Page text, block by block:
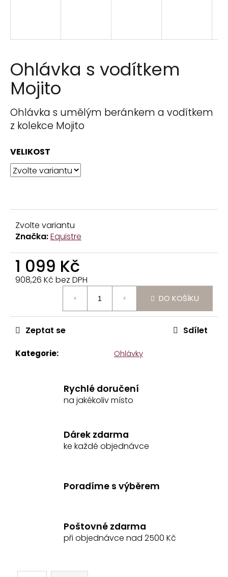
Ohlávka s vodítkem
Mojito
Ohlávka s umělým beránkem a vodítkem
z kolekce Mojito
VELIKOST
Zvolte variantu
Značka:Equistre
1 099 Kč
908,26 Kč bez DPH
DO KOŠÍKU
Kategorie: Ohlávky
Zeptat se Sdílet
Rychlé doručení
na jakékoliv místo
Dárek zdarma
ke každé objednávce
Poradíme s výběrem
Poštovné zdarma
při objednávce nad 2500 Kč
í
?
D
o
u
č
u
m
PRO